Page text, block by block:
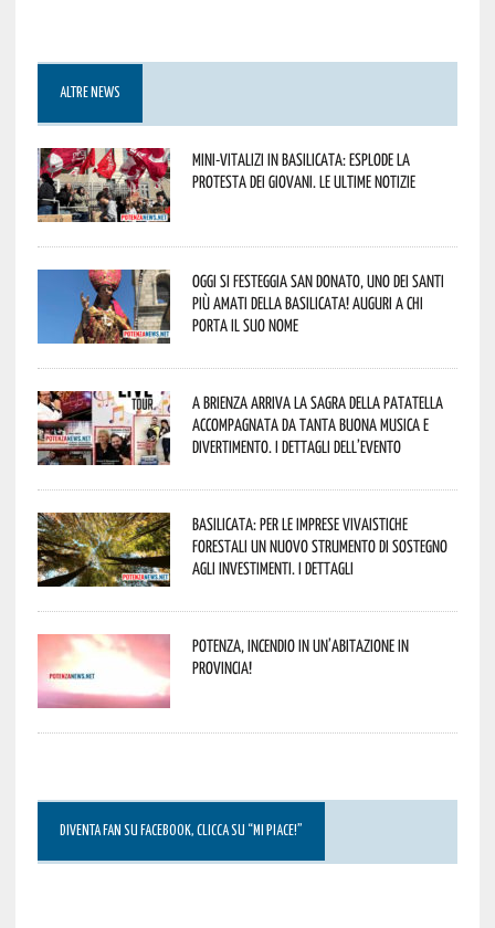
ALTRE NEWS
Mini-vitalizi in Basilicata: esplode la
protesta dei giovani. Le ultime notizie
Oggi si festeggia San Donato, uno dei Santi
più amati della Basilicata! Auguri a chi
porta il suo nome
A Brienza arriva la Sagra della Patatella
accompagnata da tanta buona musica e
divertimento. I dettagli dell’evento
Basilicata: per le imprese vivaistiche
forestali un nuovo strumento di sostegno
agli investimenti. I dettagli
Potenza, incendio in un’abitazione in
provincia!
DIVENTA FAN SU FACEBOOK, CLICCA SU “MI PIACE!”